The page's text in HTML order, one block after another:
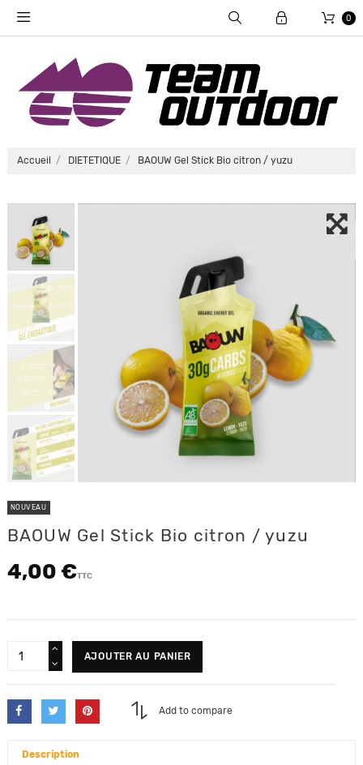
0
Accueil DIETETIQUE BAOUW Gel Stick Bio citron / yuzu
NOUVEAU
BAOUW Gel Stick Bio citron / yuzu
4,00 €TTC
AJOUTER AU PANIER
Add to compare
Description